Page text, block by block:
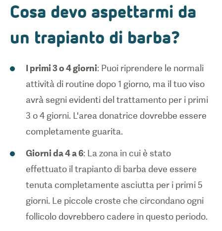
Cosa devo aspettarmi da
un trapianto di barba?
I primi 3 o 4 giorni: Puoi riprendere le normali
attività di routine dopo 1 giorno, ma il tuo viso
avrà segni evidenti del trattamento per i primi
3 o 4 giorni. L'area donatrice dovrebbe essere
Giorni da 4 a 6: La zona in cui è stato
effettuato il trapianto di barba deve essere
tenuta completamente asciutta per i primi 5
giorni. Le piccole croste che circondano ogni
follicolo dovrebbero cadere in questo periodo.